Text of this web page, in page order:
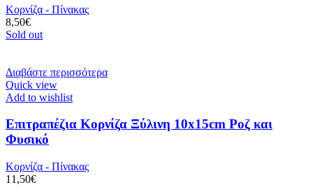
Κορνίζα - Πίνακας
8,50€
Sold out
Διαβάστε περισσότερα
Quick view
Add to wishlist
Επιτραπέζια Κορνίζα Ξύλινη 10x15cm Ροζ και
Φυσικό
Κορνίζα - Πίνακας
11,50€